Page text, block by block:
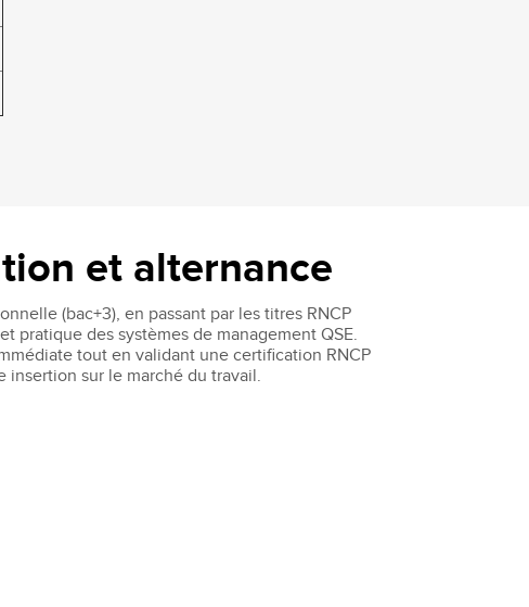
et alternance
(bac+3), en passant par les titres RNCP
pratique des systèmes de management QSE.
tout en validant une certification RNCP
sur le marché du travail.